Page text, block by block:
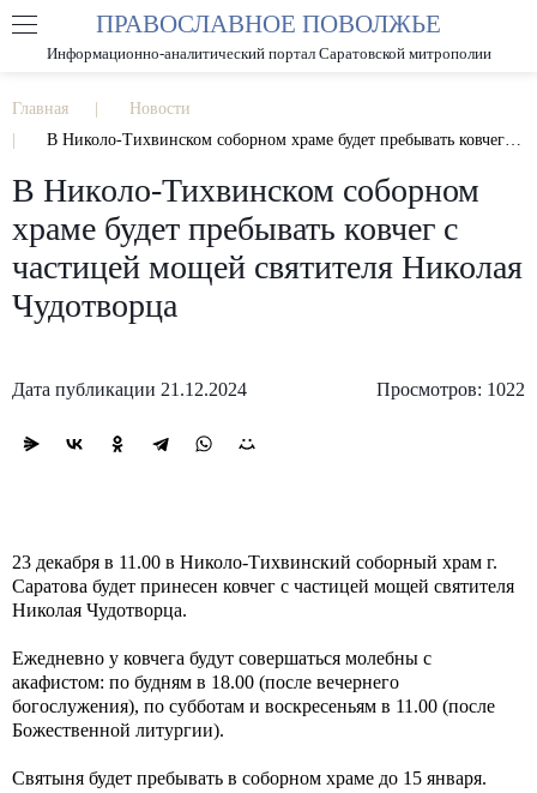
РАЗМЕР ШРИФТА А А
ПРАВОСЛАВНОЕ ПОВОЛЖЬЕ
Информационно-аналитический портал Саратовской митрополии
Главная
Новости
В Николо-Тихвинском соборном храме будет пребывать ковчег с частицей мощей святителя Николая Чудотворца
В Николо-Тихвинском соборном
храме будет пребывать ковчег с
частицей мощей святителя Николая
Чудотворца
Дата публикации 21.12.2024 Просмотров: 1022
23 декабря в 11.00 в Николо-Тихвинский соборный храм г.
Саратова будет принесен ковчег с частицей мощей святителя
Николая Чудотворца.
Ежедневно у ковчега будут совершаться молебны с
акафистом: по будням в 18.00 (после вечернего
богослужения), по субботам и воскресеньям в 11.00 (после
Божественной литургии).
Святыня будет пребывать в соборном храме до 15 января.